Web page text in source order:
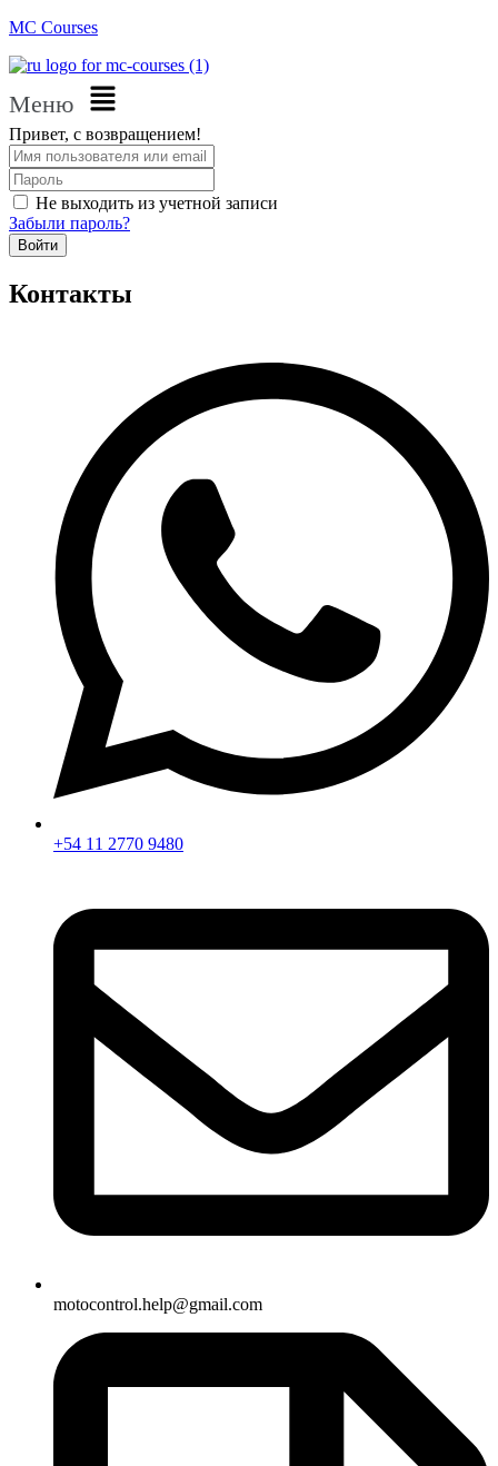
MC Courses
Меню
Привет, с возвращением!
Не выходить из учетной записи
Забыли пароль?
Войти
Контакты
+54 11 2770 9480
motocontrol.help@gmail.com